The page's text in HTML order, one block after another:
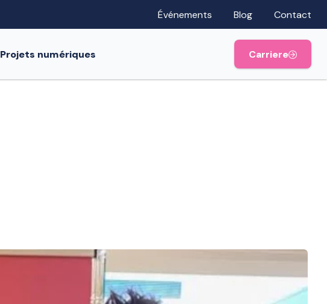
Événements Blog Contact
Projets numériques Carriere